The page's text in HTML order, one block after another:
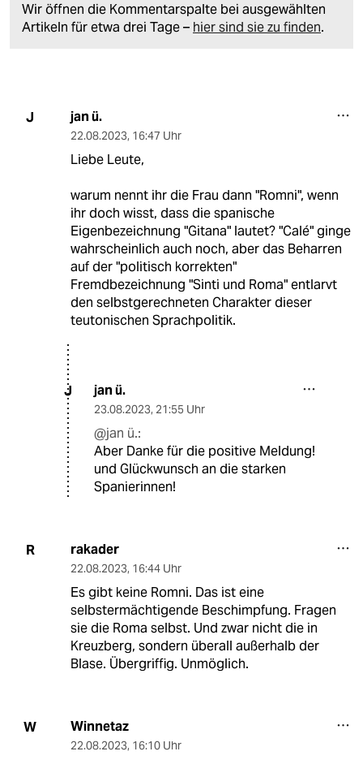
Wir öffnen die Kommentarspalte bei ausgewählten
Artikeln für etwa drei Tage – hier sind sie zu finden.
J jan ü.
22.08.2023, 16:47 Uhr
Liebe Leute,
warum nennt ihr die Frau dann "Romni", wenn
ihr doch wisst, dass die spanische
Eigenbezeichnung "Gitana" lautet? "Calé" ginge
wahrscheinlich auch noch, aber das Beharren
auf der "politisch korrekten"
Fremdbezeichnung "Sinti und Roma" entlarvt
den selbstgerechneten Charakter dieser
teutonischen Sprachpolitik.
J jan ü.
23.08.2023, 21:55 Uhr
@jan ü.:
Aber Danke für die positive Meldung!
und Glückwunsch an die starken
Spanierinnen!
R rakader
22.08.2023, 16:44 Uhr
Es gibt keine Romni. Das ist eine
selbstermächtigende Beschimpfung. Fragen
sie die Roma selbst. Und zwar nicht die in
Kreuzberg, sondern überall außerhalb der
Blase. Übergriffig. Unmöglich.
W Winnetaz
22.08.2023, 16:10 Uhr